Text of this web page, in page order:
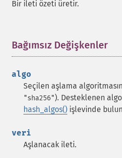
Bir ileti özeti üretir.
Bağımsız Değişkenler
algo
Seçilen aşlama
"sha256"). Desteklenen
hash_algos() işlevinde
veri
Aşlanacak ileti.